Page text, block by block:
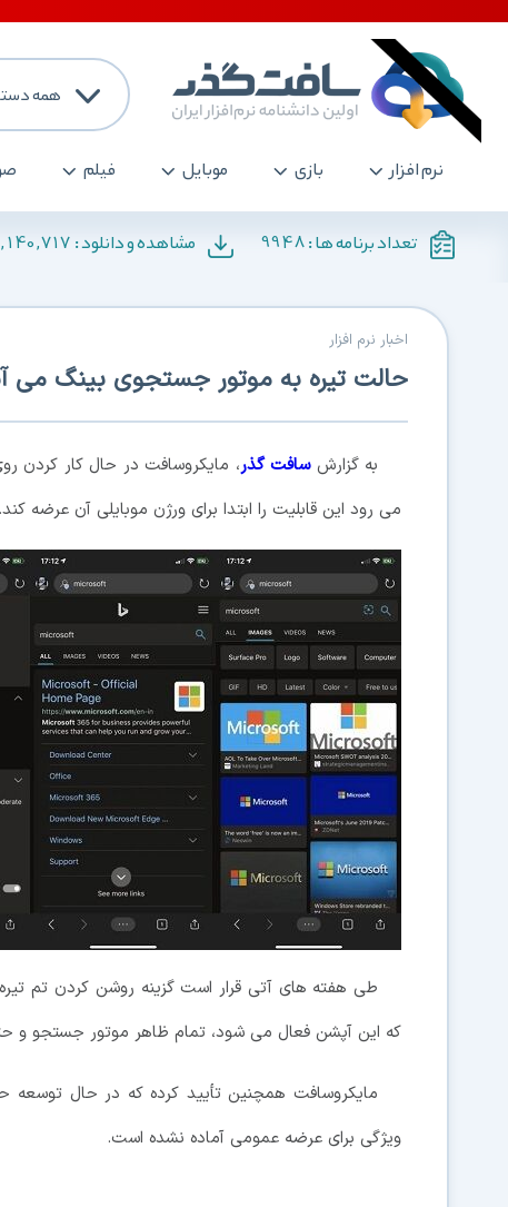
همه
نرم افزار بازی موبایل فیلم
تعداد برنامه ها :9948 مشاهده و دانلود :
اخبار نرم افزار
حالت تیره به موتور جستجوی بینگ می
به گزارشسافت گذر، مایکروسافت در حال کار کردن
می رود این قابلیت را ابتدا برای ورژن موبایلی آن عرضه کند.
که این آپشن فعال می شود، تمام ظاهر موتور جستجو و
مایکروسافت همچنین تأیید کرده که در حال توسعه
ویژگی برای عرضه عمومی آماده نشده است.